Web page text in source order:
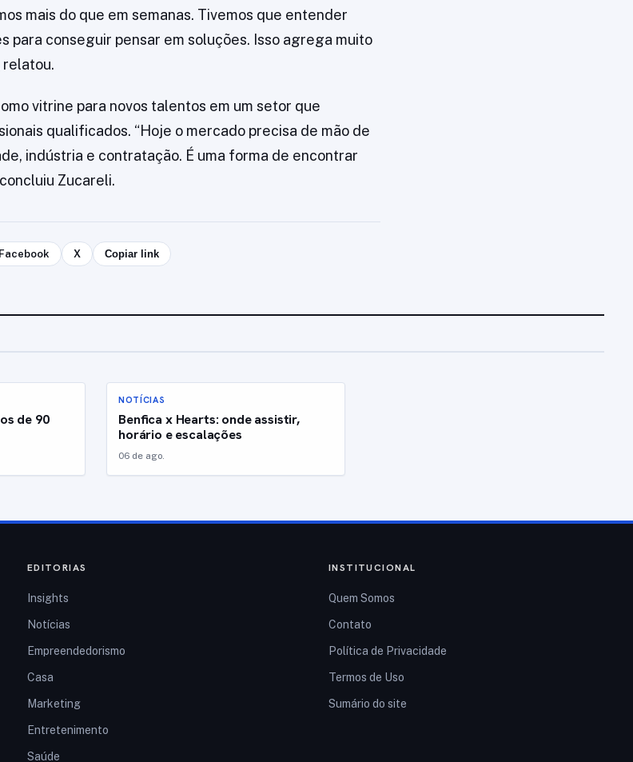
mais do que em semanas. Tivemos que entender
para conseguir pensar em soluções. Isso agrega muito
relatou.
vitrine para novos talentos em um setor que
qualificados. “Hoje o mercado precisa de mão de
indústria e contratação. É uma forma de encontrar
Zucareli.
Facebook X Copiar link
de 90
NOTÍCIAS
Benfica x Hearts: onde assistir,
horário e escalações
06 de ago.
EDITORIAS
Insights
Notícias
Empreendedorismo
Casa
Marketing
Entretenimento
Saúde
INSTITUCIONAL
Quem Somos
Contato
Política de Privacidade
Termos de Uso
Sumário do site